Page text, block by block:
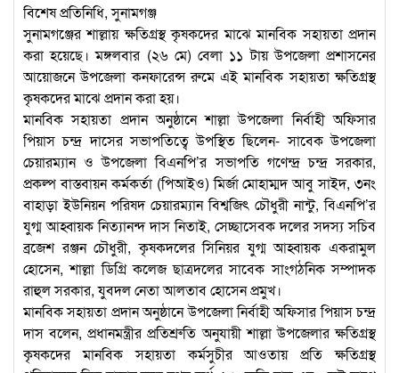
বিশেষ প্রতিনিধি, সুনামগঞ্জ
সুনামগঞ্জের শাল্লায় ক্ষতিগ্রস্থ কৃষকদের মাঝে মানবিক সহায়তা প্রদান
করা হয়েছে। মঙ্গলবার (২৬ মে) বেলা ১১ টায় উপজেলা প্রশাসনের
আয়োজনে উপজেলা কনফারেন্স রুমে এই মানবিক সহায়তা ক্ষতিগ্রস্থ
কৃষকদের মাঝে প্রদান করা হয়।
মানবিক সহায়তা প্রদান অনুষ্ঠানে শাল্লা উপজেলা নির্বাহী অফিসার
পিয়াস চন্দ্র দাসের সভাপতিত্বে উপস্থিত ছিলেন- সাবেক উপজেলা
চেয়ারম্যান ও উপজেলা বিএনপি’র সভাপতি গণেন্দ্র চন্দ্র সরকার,
প্রকল্প বাস্তবায়ন কর্মকর্তা (পিআইও) মির্জা মোহাম্মদ আবু সাইদ, ৩নং
বাহাড়া ইউনিয়ন পরিষদ চেয়ারম্যান বিশ্বজিৎ চৌধুরী নান্টু, বিএনপি’র
যুগ্ম আহ্বায়ক নিত্যানন্দ দাস নিতাই, সেচ্ছাসেবক দলের সদস্য সচিব
ব্রজেশ রঞ্জন চৌধুরী, কৃষকদলের সিনিয়র যুগ্ম আহ্বায়ক একরামুল
হোসেন, শাল্লা ডিগ্রি কলেজ ছাত্রদলের সাবেক সাংগঠনিক সম্পাদক
রাহুল সরকার, যুবদল নেতা আলতাব হোসেন প্রমুখ।
মানবিক সহায়তা প্রদান অনুষ্ঠানে উপজেলা নির্বাহী অফিসার পিয়াস চন্দ্র
দাস বলেন, প্রধানমন্ত্রীর প্রতিশ্রুতি অনুযায়ী শাল্লা উপজেলার ক্ষতিগ্রস্থ
কৃষকদের মানবিক সহায়তা কর্মসুচীর আওতায় প্রতি ক্ষতিগ্রস্থ